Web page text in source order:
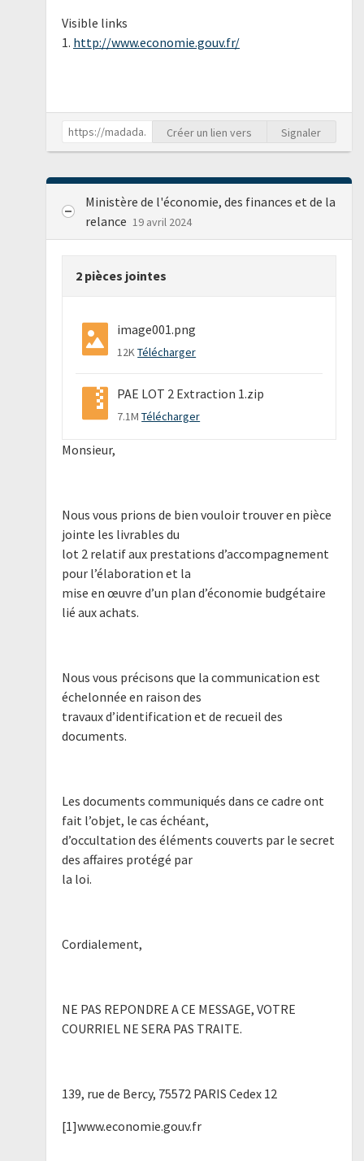
Visible links
1. http://www.economie.gouv.fr/
Créer un lien vers Signaler
Ministère de l'économie, des finances et de la
relance 19 avril 2024
2 pièces jointes
image001.png
12KTélécharger
PAE LOT 2 Extraction 1.zip
7.1MTélécharger
Monsieur,
Nous vous prions de bien vouloir trouver en pièce
jointe les livrables du
lot 2 relatif aux prestations d’accompagnement
pour l’élaboration et la
mise en œuvre d’un plan d’économie budgétaire
lié aux achats.
Nous vous précisons que la communication est
échelonnée en raison des
travaux d’identification et de recueil des
documents.
Les documents communiqués dans ce cadre ont
fait l’objet, le cas échéant,
d’occultation des éléments couverts par le secret
des affaires protégé par
la loi.
Cordialement,
NE PAS REPONDRE A CE MESSAGE, VOTRE
COURRIEL NE SERA PAS TRAITE.
139, rue de Bercy, 75572 PARIS Cedex 12
[1]www.economie.gouv.fr